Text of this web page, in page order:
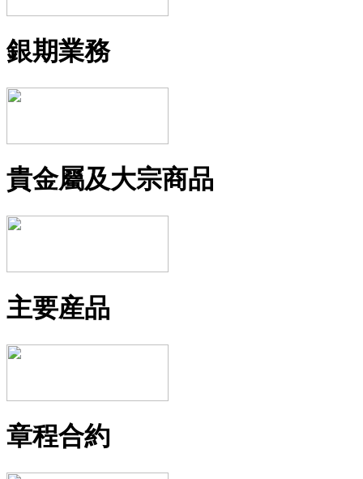
銀期業務
貴金屬及大宗商品
主要産品
章程合約